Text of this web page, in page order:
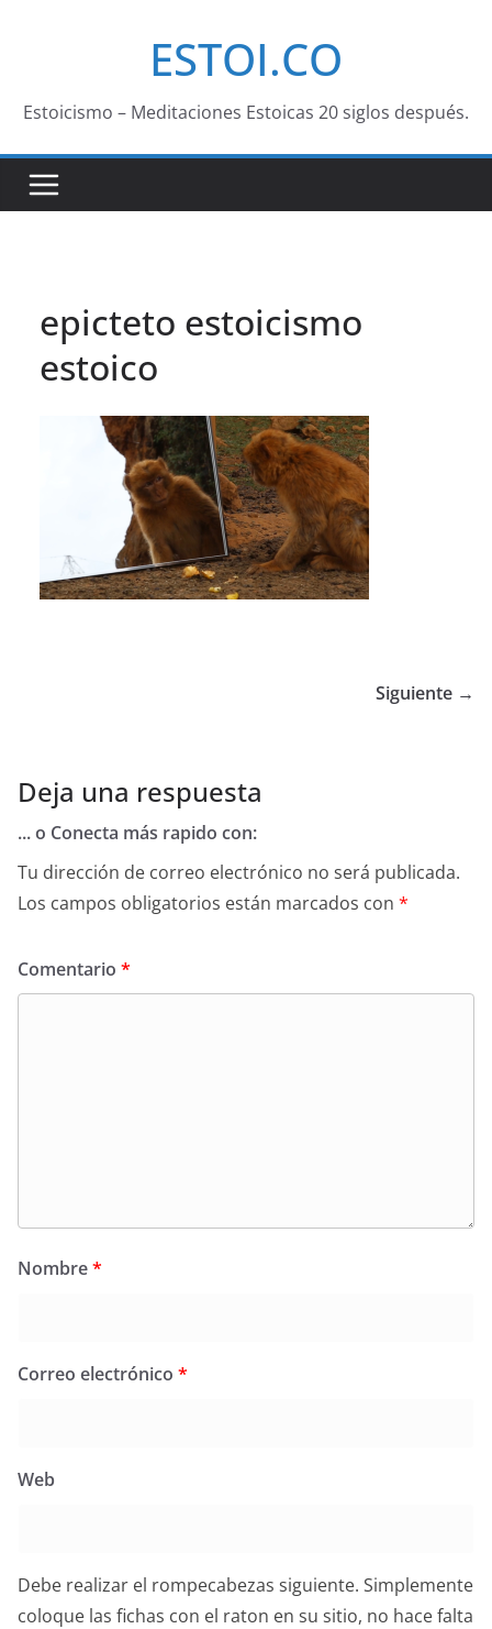
ESTOI.CO
Estoicismo – Meditaciones Estoicas 20 siglos después.
epicteto estoicismo
estoico
Siguiente →
Deja una respuesta
... o Conecta más rapido con:
Tu dirección de correo electrónico no será publicada.
Los campos obligatorios están marcados con *
Comentario *
Nombre*
Correo electrónico *
Web
Debe realizar el rompecabezas siguiente. Simplemente
coloque las fichas con el raton en su sitio, no hace falta